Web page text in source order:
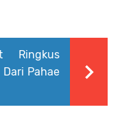
Ringkus
Pahae